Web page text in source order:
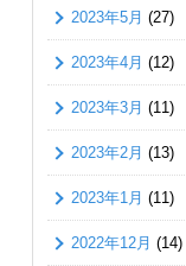
2023年5月 (27)
2023年4月 (12)
2023年3月 (11)
2023年2月 (13)
2023年1月 (11)
2022年12月 (14)